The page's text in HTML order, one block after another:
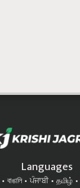
Languages
বাঙালি ਪੰਜਾਬੀ தமிழ்